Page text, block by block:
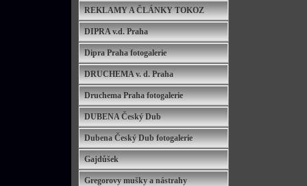
REKLAMY A ČLÁNKY TOKOZ
DIPRA v.d. Praha
Dipra Praha fotogalerie
DRUCHEMA v. d. Praha
Druchema Praha fotogalerie
DUBENA Český Dub
Dubena Český Dub fotogalerie
Gajdůšek
Gregorovy mušky a nástrahy